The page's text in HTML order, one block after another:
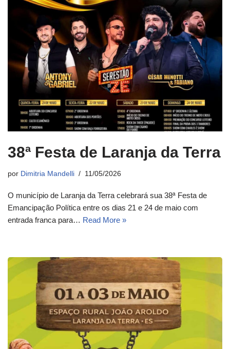
38ª Festa de Laranja da Terra
por Dimitria Mandelli 11/05/2026
O município de Laranja da Terra celebrará sua 38ª Festa de
Emancipação Política entre os dias 21 e 24 de maio com
entrada franca para… Read More »